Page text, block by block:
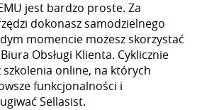
jest bardzo proste. Za
dokonasz samodzielnego
momencie możesz skorzystać
Obsługi Klienta. Cyklicznie
online, na których
funkcjonalności i
Sellasist.